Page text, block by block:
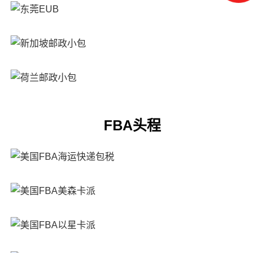
FBA头程